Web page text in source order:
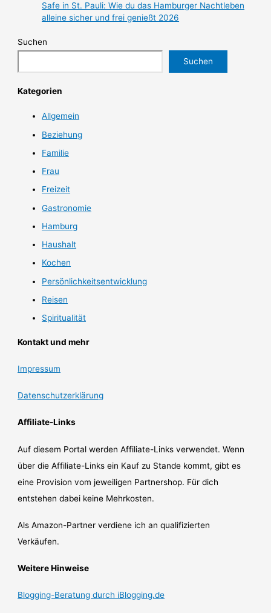
Safe in St. Pauli: Wie du das Hamburger Nachtleben
alleine sicher und frei genießt 2026
Suchen
Suchen
Kategorien
Allgemein
Beziehung
Familie
Frau
Freizeit
Gastronomie
Hamburg
Haushalt
Kochen
Persönlichkeitsentwicklung
Reisen
Spiritualität
Kontakt und mehr
Impressum
Datenschutzerklärung
Affiliate-Links
Auf diesem Portal werden Affiliate-Links verwendet. Wenn
über die Affiliate-Links ein Kauf zu Stande kommt, gibt es
eine Provision vom jeweiligen Partnershop. Für dich
entstehen dabei keine Mehrkosten.
Als Amazon-Partner verdiene ich an qualifizierten
Verkäufen.
Weitere Hinweise
Blogging-Beratung durch iBlogging.de